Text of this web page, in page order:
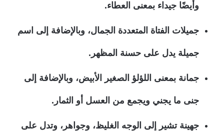
وأيضًا جيداء بمعنى العطاء.
جميلات الفتاة المتعددة الجمال، وبالإضافة إلى اسم
جميلة يدل على حسنة المظهر.
جمانة بمعنى اللؤلؤ الصغير الأبيض، وبالإضافة إلى
جنى ما يجني ويجمع من العسل أو الثمار.
جهينة تشير إلى الوجه الغليظ، وجواهر، وتدل على